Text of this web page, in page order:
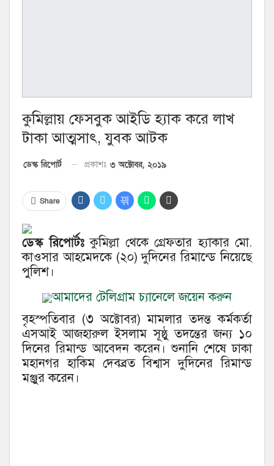
কুমিল্লায় ফেসবুক আইডি হ্যাক করে লাখ
টাকা আত্মসাৎ, যুবক আটক
ডেস্ক রিপোর্ট প্রকাশঃ ৩ অক্টোবর, ২০১৯
Share
ডেস্ক রিপোর্টঃকুমিল্লা থেকে গ্রেফতার হ্যাকার মো.
কাওসার আহমেদকে (২০) দুদিনের রিমান্ডে নিয়েছে
পুলিশ।
আমাদের টেলিগ্রাম চ্যানেলে জয়েন করুন
বৃহস্পতিবার (৩ অক্টোবর) মামলার তদন্ত কর্মকর্তা
এসআই আজহারুল ইসলাম সূষ্ঠু তদন্তের জন্য ১০
দিনের রিমান্ড আবেদন করেন। শুনানি শেষে ঢাকা
মহানগর হাকিম দেবব্রত বিশ্বাস দুদিনের রিমান্ড
মঞ্জুর করেন।